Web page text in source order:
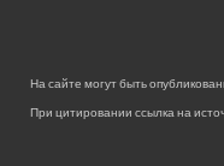
На сайте могут быть
При цитировании ссылка на